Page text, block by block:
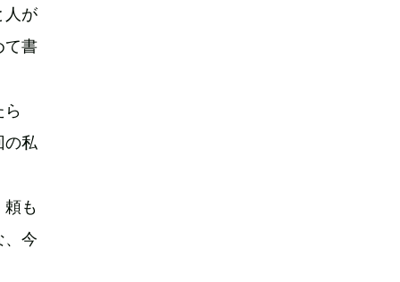
人が
て書
ら
の私
頼も
、今